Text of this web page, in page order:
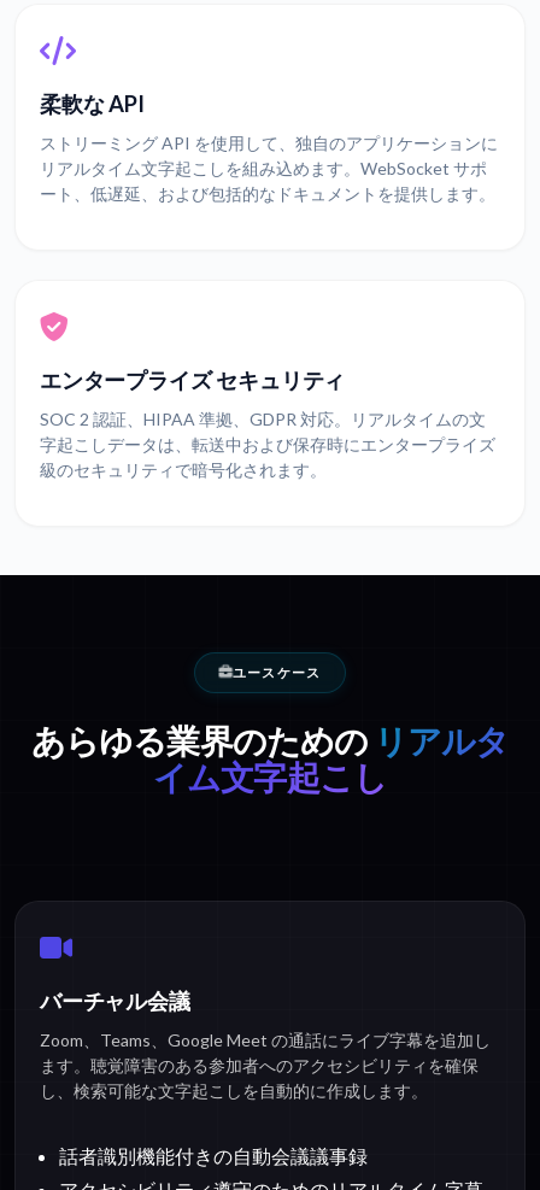
柔軟な API
ストリーミング API を使用して、独自のアプリケーションに
リアルタイム文字起こしを組み込めます。WebSocket サポ
ート、低遅延、および包括的なドキュメントを提供します。
エンタープライズ セキュリティ
SOC 2 認証、HIPAA 準拠、GDPR 対応。リアルタイムの文
字起こしデータは、転送中および保存時にエンタープライズ
級のセキュリティで暗号化されます。
ユースケース
あらゆる業界のための リアルタ
イム文字起こし
バーチャル会議
Zoom、Teams、Google Meet の通話にライブ字幕を追加し
ます。聴覚障害のある参加者へのアクセシビリティを確保
し、検索可能な文字起こしを自動的に作成します。
話者識別機能付きの自動会議議事録